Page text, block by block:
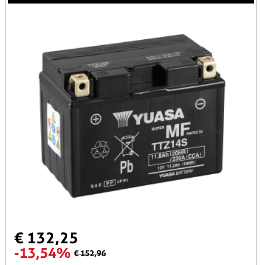
€ 132,25
-13,54% € 152,96